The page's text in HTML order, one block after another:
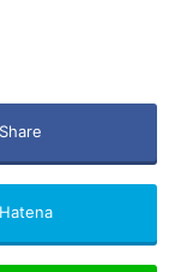
Share
Hatena